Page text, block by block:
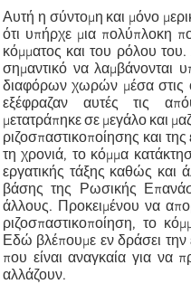
Αυτή η σύντομη και μόνο
ότι υπήρχε μια πολύπλοκη
κόμματος και του ρόλου
σημαντικό να λαμβάνονται
διαφόρων χωρών μέσα στις
εξέφραζαν αυτές τις
μετατράπηκε σε μεγάλο και
ριζοσπαστικοποίησης και της
τη χρονιά, το κόμμα
εργατικής τάξης καθώς και
βάσης της Ρωσικής
άλλους. Προκειμένου να
ριζοσπαστικοποίηση, το
Εδώ βλέπουμε εν δράσει την
που είναι αναγκαία για να
αλλάζουν.